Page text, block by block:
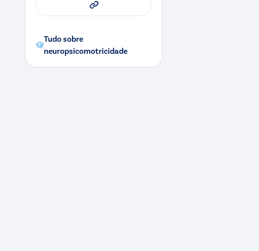
Copiar link
Tudo sobre
neuropsicomotricidade